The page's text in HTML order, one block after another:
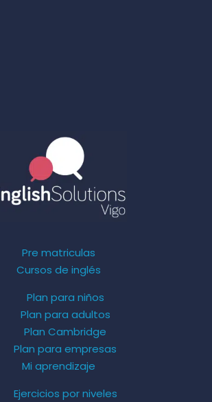
Pre matriculas
Cursos de inglés
Plan para niños
Plan para adultos
Plan Cambridge
Plan para empresas
Mi aprendizaje
Ejercicios por niveles